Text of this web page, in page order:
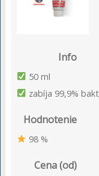
Info
50 ml
zabíja 99,9%
Hodnotenie
98 %
Cena (od)